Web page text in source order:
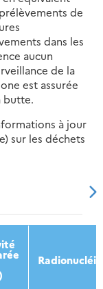
de
dans les
aucun
de la
est assurée
butte.
à jour
sur les déchets
2016